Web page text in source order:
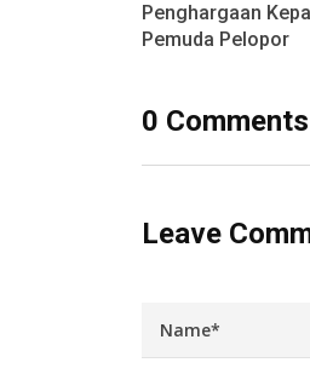
Penghargaan
Pemuda Pelopor
0 Comments
Leave